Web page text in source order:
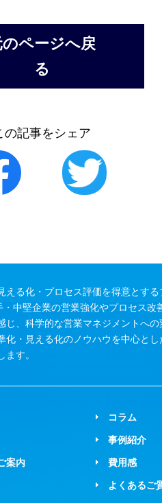
のページへ戻
る
の記事をシェア
える化・プロセス評価を得意とす
中堅企業の営業強化やプロセス改
じ、科学的な営業マネジメントへ
化・見える化のノウハウを中心と
す。
案内
コラム
事例紹介
費用感
よくあるご